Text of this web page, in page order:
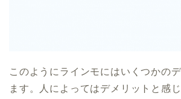
このようにラインモにはいくつかの
ます。人によってはデメリットと感